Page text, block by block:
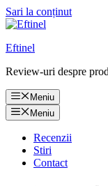
Sari la conținut
Eftinel
Review-uri despre
Meniu
Meniu
Recenzii
Stiri
Contact